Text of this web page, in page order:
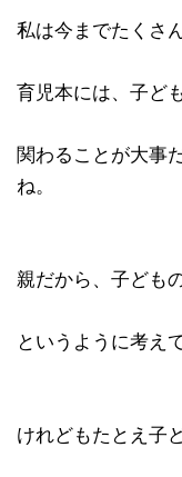
私は今までたくさ
育児本には、子ど
関わることが大事
ね。
親だから、子ども
というように考え
けれどもたとえ子